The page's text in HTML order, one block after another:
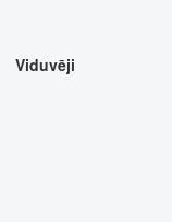
Viduvēji